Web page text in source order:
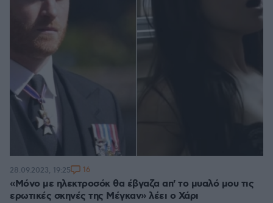
«Μόνο με ηλεκτροσόκ θα έβγαζα απ' το μυαλό μου τις
ερωτικές σκηνές της Μέγκαν» λέει ο Χάρι
28.09.2023, 19:25 16